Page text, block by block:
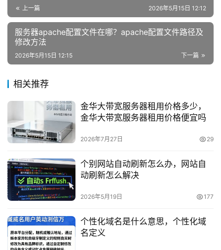
上一篇 2026年5月15日 12:12
服务器apache配置文件在哪？apache配置文件路径及
修改方法
下一篇
2026年5月15日 12:15
相关推荐
金华大带宽服务器租用价格多少，
金华大带宽服务器租用价格便宜吗
2026年7月27日 29
个别网站自动刷新怎么办，网站自
动刷新怎么解决
2026年5月19日 177
个性化域名是什么意思，个性化域
名定义